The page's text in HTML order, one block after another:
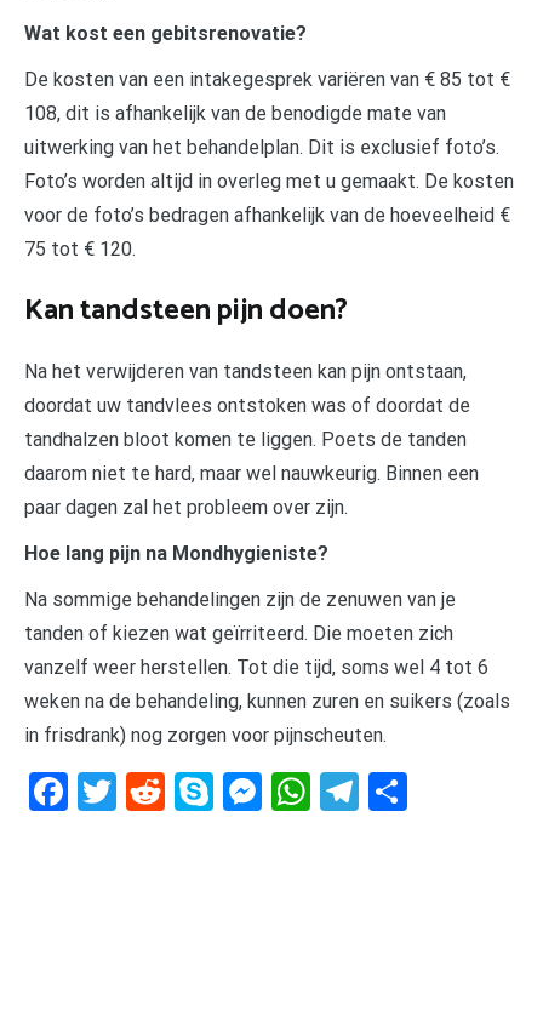
Wat kost een gebitsrenovatie?
De kosten van een intakegesprek variëren van € 85 tot €
108, dit is afhankelijk van de benodigde mate van
uitwerking van het behandelplan. Dit is exclusief foto’s.
Foto’s worden altijd in overleg met u gemaakt. De kosten
voor de foto’s bedragen afhankelijk van de hoeveelheid €
75 tot € 120.
Kan tandsteen pijn doen?
Na het verwijderen van tandsteen kan pijn ontstaan,
doordat uw tandvlees ontstoken was of doordat de
tandhalzen bloot komen te liggen. Poets de tanden
daarom niet te hard, maar wel nauwkeurig. Binnen een
paar dagen zal het probleem over zijn.
Hoe lang pijn na Mondhygieniste?
Na sommige behandelingen zijn de zenuwen van je
tanden of kiezen wat geïrriteerd. Die moeten zich
vanzelf weer herstellen. Tot die tijd, soms wel 4 tot 6
weken na de behandeling, kunnen zuren en suikers (zoals
in frisdrank) nog zorgen voor pijnscheuten.
Facebook
Twitter
RedditSkypeMessenger
WhatsApp
Telegram